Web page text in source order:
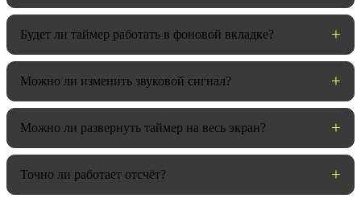
Будет ли таймер работать в фоновой вкладке?
Можно ли изменить звуковой сигнал?
Можно ли развернуть таймер на весь экран?
Точно ли работает отсчёт?